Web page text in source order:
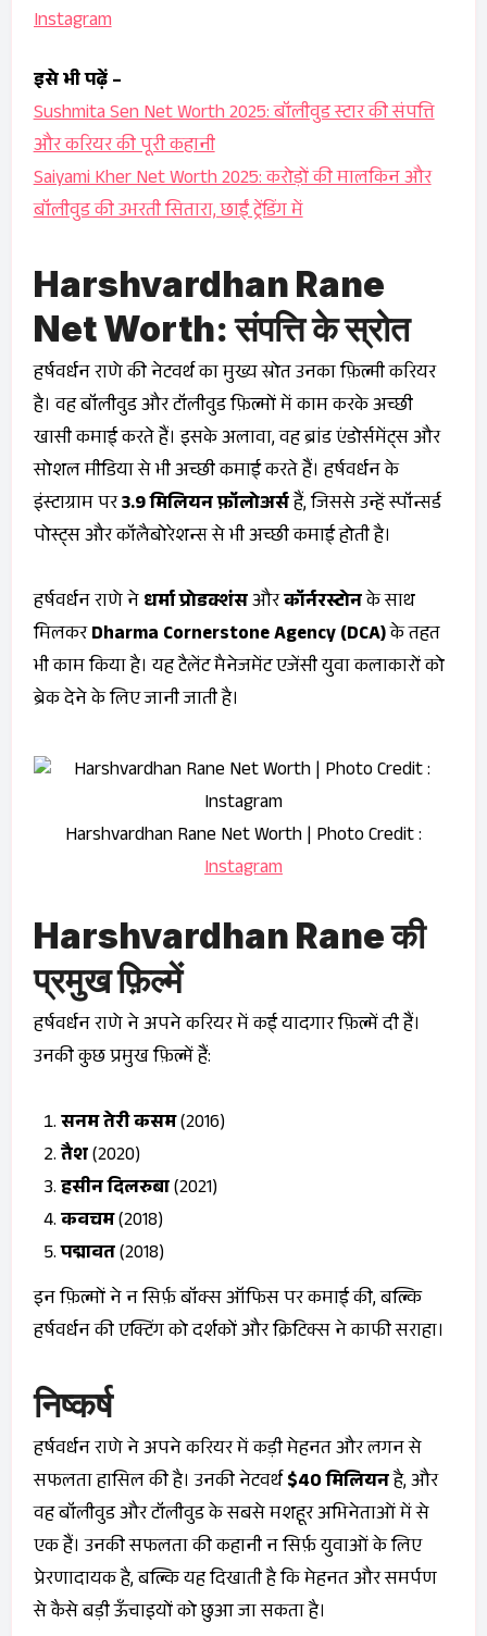
इसे भी पढ़ें –
Sushmita Sen Net Worth 2025: बॉलीवुड स्टार की संपत्ति
और करियर की पूरी कहानी
Saiyami Kher Net Worth 2025: करोड़ों की मालकिन और
बॉलीवुड की उभरती सितारा, छाईं ट्रेंडिंग में
Harshvardhan Rane
Net Worth: संपत्ति के स्रोत
हर्षवर्धन राणे की नेटवर्थ का मुख्य स्रोत उनका फ़िल्मी करियर
है। वह बॉलीवुड और टॉलीवुड फ़िल्मों में काम करके अच्छी
खासी कमाई करते हैं। इसके अलावा, वह ब्रांड एंडोर्समेंट्स और
सोशल मीडिया से भी अच्छी कमाई करते हैं। हर्षवर्धन के
इंस्टाग्राम पर3.9 मिलियन फ़ॉलोअर्सहैं, जिससे उन्हें स्पॉन्सर्ड
पोस्ट्स और कॉलैबोरेशन्स से भी अच्छी कमाई होती है।
हर्षवर्धन राणे नेधर्मा प्रोडक्शंसऔरकॉर्नरस्टोनके साथ
मिलकरDharma Cornerstone Agency (DCA)के तहत
भी काम किया है। यह टैलेंट मैनेजमेंट एजेंसी युवा कलाकारों को
ब्रेक देने के लिए जानी जाती है।
Harshvardhan Rane Net Worth | Photo Credit :
Instagram
Harshvardhan Rane की
प्रमुख फ़िल्में
हर्षवर्धन राणे ने अपने करियर में कई यादगार फ़िल्में दी हैं।
उनकी कुछ प्रमुख फ़िल्में हैं:
सनम तेरी कसम(2016)
तैश(2020)
हसीन दिलरुबा(2021)
कवचम(2018)
पद्मावत(2018)
इन फ़िल्मों ने न सिर्फ़ बॉक्स ऑफिस पर कमाई की, बल्कि
हर्षवर्धन की एक्टिंग को दर्शकों और क्रिटिक्स ने काफी सराहा।
निष्कर्ष
हर्षवर्धन राणे ने अपने करियर में कड़ी मेहनत और लगन से
सफलता हासिल की है। उनकी नेटवर्थ$40 मिलियनहै, और
वह बॉलीवुड और टॉलीवुड के सबसे मशहूर अभिनेताओं में से
एक हैं। उनकी सफलता की कहानी न सिर्फ़ युवाओं के लिए
प्रेरणादायक है, बल्कि यह दिखाती है कि मेहनत और समर्पण
से कैसे बड़ी ऊँचाइयों को छुआ जा सकता है।